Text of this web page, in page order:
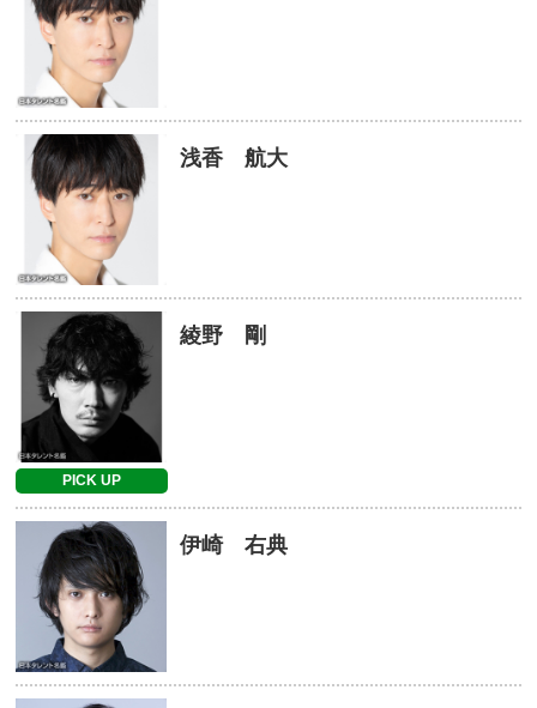
浅香 航大
PICK UP
綾野 剛
伊崎 右典